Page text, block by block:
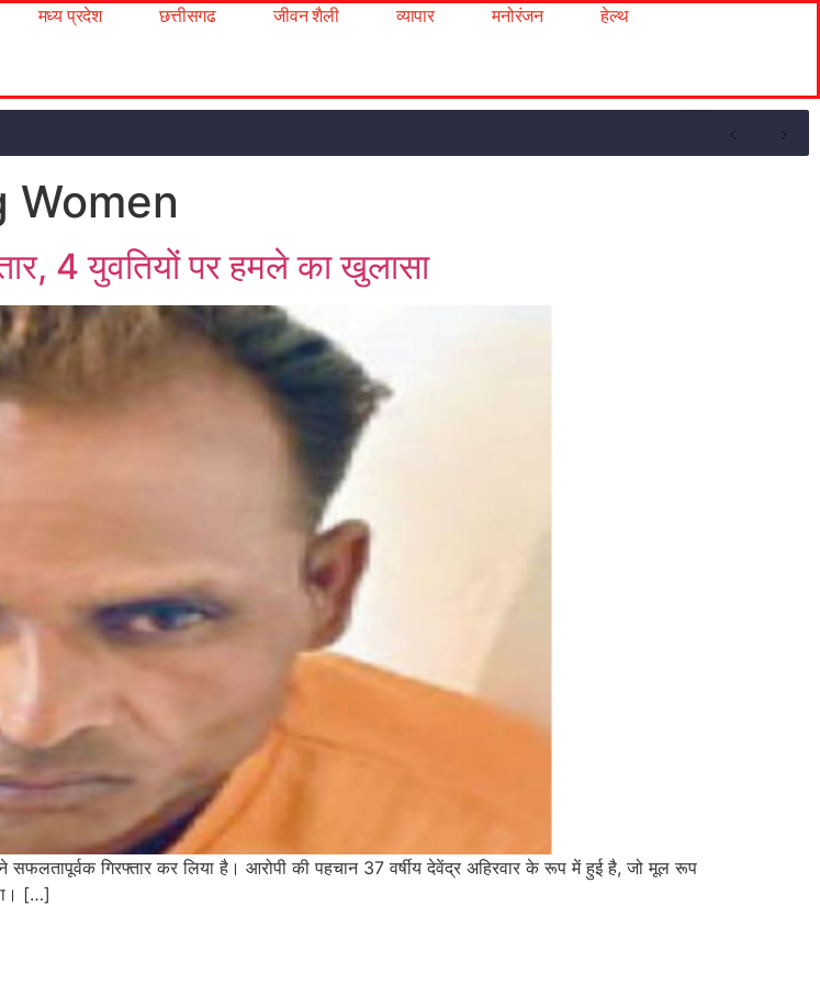
मध्य प्रदेश छत्तीसगढ जीवन शैली व्यापार मनोरंजन
हेल्थ
Women
4 युवतियों पर हमले का खुलासा
गिरफ्तार कर लिया है। आरोपी की पहचान 37 वर्षीय देवेंद्र अहिरवार के रूप में हुई है, जो मूल रूप
[…]